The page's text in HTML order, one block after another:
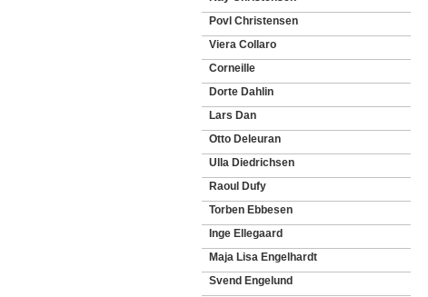
Povl Christensen
Viera Collaro
Corneille
Dorte Dahlin
Lars Dan
Otto Deleuran
Ulla Diedrichsen
Raoul Dufy
Torben Ebbesen
Inge Ellegaard
Maja Lisa Engelhardt
Svend Engelund